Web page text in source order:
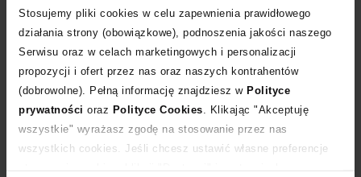
Stosujemy pliki cookies w celu zapewnienia prawidłowego
działania strony (obowiązkowe), podnoszenia jakości naszego
Serwisu oraz w celach marketingowych i personalizacji
propozycji i ofert przez nas oraz naszych kontrahentów
(dobrowolne). Pełną informację znajdziesz w Polityce
prywatności oraz Polityce Cookies . Klikając "Akceptuję
wszystkie" wyrażasz zgodę na stosowanie przez nas
wszystkich cookies. Jeśli chcesz ustawić własne preferencje
POWIADOM O DOSTAWIE
Dostawa od 0 zł
14 dni na zwrot towaru
+126 punktówzyskujesz w Klubie Korzyści Sprawdź